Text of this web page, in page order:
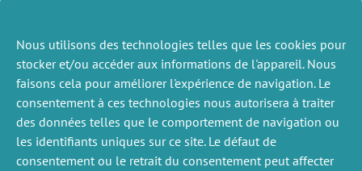
Nous utilisons des technologies telles que les cookies pour
stocker et/ou accéder aux informations de l'appareil. Nous
faisons cela pour améliorer l'expérience de navigation. Le
consentement à ces technologies nous autorisera à traiter
des données telles que le comportement de navigation ou
les identifiants uniques sur ce site. Le défaut de
consentement ou le retrait du consentement peut affecter
pour mesurer l’attitude face au risque et les préférences
sociales des populations vivant dans ces zones
exposées au risque d’éruptions volcaniques.
En savoir plus >>>
ACTUALITÉS